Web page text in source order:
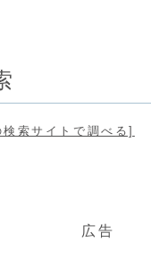
検索サイトで調べる]
広告